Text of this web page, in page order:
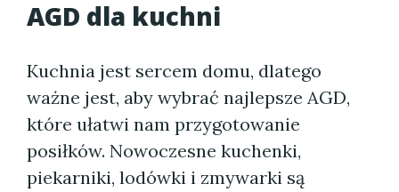
AGD dla kuchni
Kuchnia jest sercem domu, dlatego
ważne jest, aby wybrać najlepsze AGD,
które ułatwi nam przygotowanie
posiłków. Nowoczesne kuchenki,
piekarniki, lodówki i zmywarki są